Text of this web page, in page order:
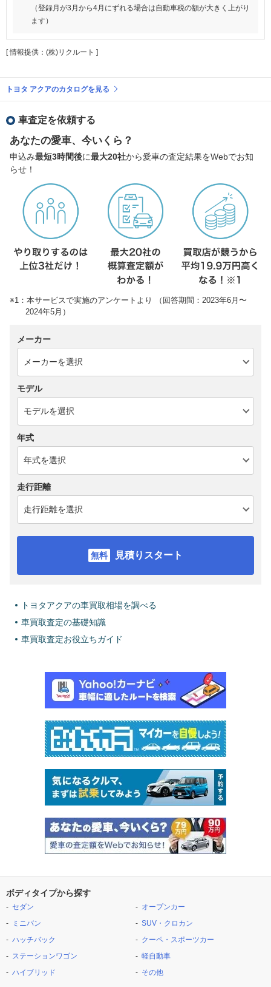
（登録月が3月から4月にずれる場合は自動車税の額が大きく上がり
ます）
[ 情報提供：(株)リクルート ]
トヨタ アクアのカタログを見る
車査定を依頼する
あなたの愛車、今いくら？
申込み最短3時間後に最大20社から愛車の査定結果をWebでお知
らせ！
※1：本サービスで実施のアンケートより （回答期間：2023年6月〜
2024年5月）
メーカー
モデル
年式
走行距離
見積りスタート
トヨタアクアの車買取相場を調べる
車買取査定の基礎知識
車買取査定お役立ちガイド
ボディタイプから探す
セダン
ミニバン
ハッチバック
ステーションワゴン
ハイブリッド
オープンカー
SUV・クロカン
クーペ・スポーツカー
軽自動車
その他